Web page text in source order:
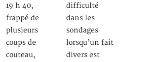
19 h 40,
frappé de
plusieurs
coups de
couteau,
difficulté
dans les
sondages
lorsqu’un fait
divers est